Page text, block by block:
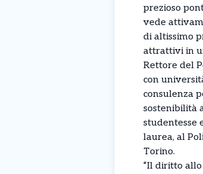
prezioso
vede
di altissimo
attrattivi in
Rettore del
con
consulenza
sostenibilità
studentesse
laurea, al
Torino.
“Il diritto